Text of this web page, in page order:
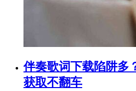
伴奏歌词下载陷阱多
获取不翻车